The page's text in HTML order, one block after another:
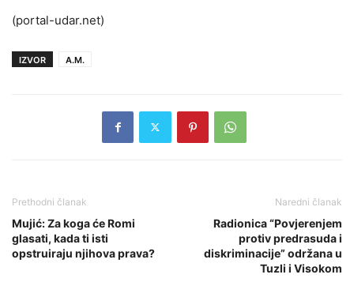
(portal-udar.net)
IZVOR A.M.
Prethodni članak
Mujić: Za koga će Romi
glasati, kada ti isti
opstruiraju njihova prava?
Naredni članak
Radionica “Povjerenjem
protiv predrasuda i
diskriminacije” održana u
Tuzli i Visokom